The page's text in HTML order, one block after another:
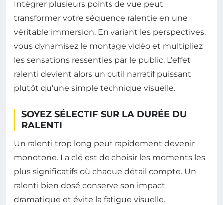
Intégrer plusieurs points de vue peut
transformer votre séquence ralentie en une
véritable immersion. En variant les perspectives,
vous dynamisez le montage vidéo et multipliez
les sensations ressenties par le public. L’effet
ralenti devient alors un outil narratif puissant
plutôt qu’une simple technique visuelle.
SOYEZ SÉLECTIF SUR LA DURÉE DU
RALENTI
Un ralenti trop long peut rapidement devenir
monotone. La clé est de choisir les moments les
plus significatifs où chaque détail compte. Un
ralenti bien dosé conserve son impact
dramatique et évite la fatigue visuelle.